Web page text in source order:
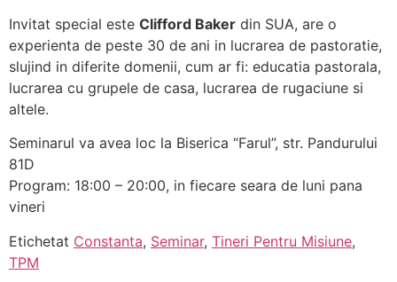
Invitat special este Clifford Baker din SUA, are o
experienta de peste 30 de ani in lucrarea de pastoratie,
slujind in diferite domenii, cum ar fi: educatia pastorala,
lucrarea cu grupele de casa, lucrarea de rugaciune si
altele.
Seminarul va avea loc la Biserica “Farul”, str. Pandurului
81D
Program: 18:00 – 20:00, in fiecare seara de luni pana
vineri
Etichetat Constanta, Seminar, Tineri Pentru Misiune,
TPM